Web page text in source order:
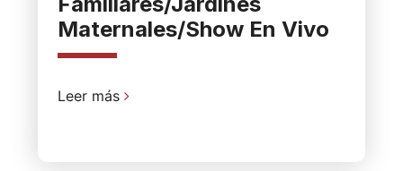
Maternales/Show En Vivo
Leer más